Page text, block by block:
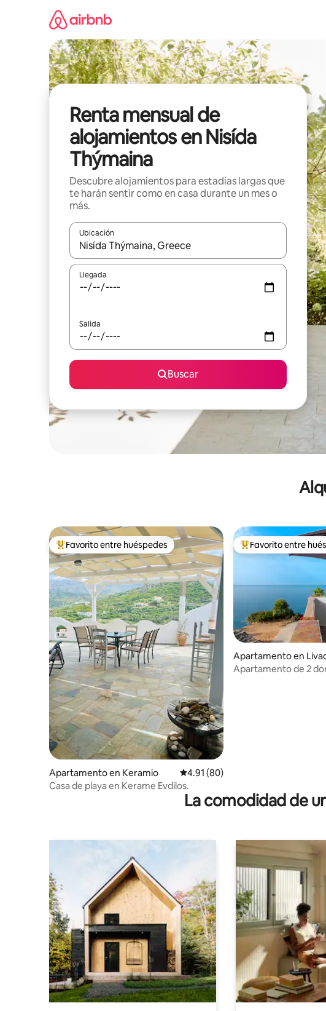
Renta mensual de
alojamientos en Nisída
Thýmaina
Descubre alojamientos para estadías largas que
te harán sentir como en casa durante un mes o
más.
Ubicación
Cuando los resultados estén disponibles, navega con las
Llegada
Salida
Buscar
Favorito entre huéspedes preferido
Favorito entre huéspedes
Apartamento en Keramio Calificación promedio: 4.91 de 5,
4.91 (80)
Casa de playa en Kerame Evdilos.
Favorito entre
Favorito entre
Apartamento en
Apartamento de 2
La comodidad de